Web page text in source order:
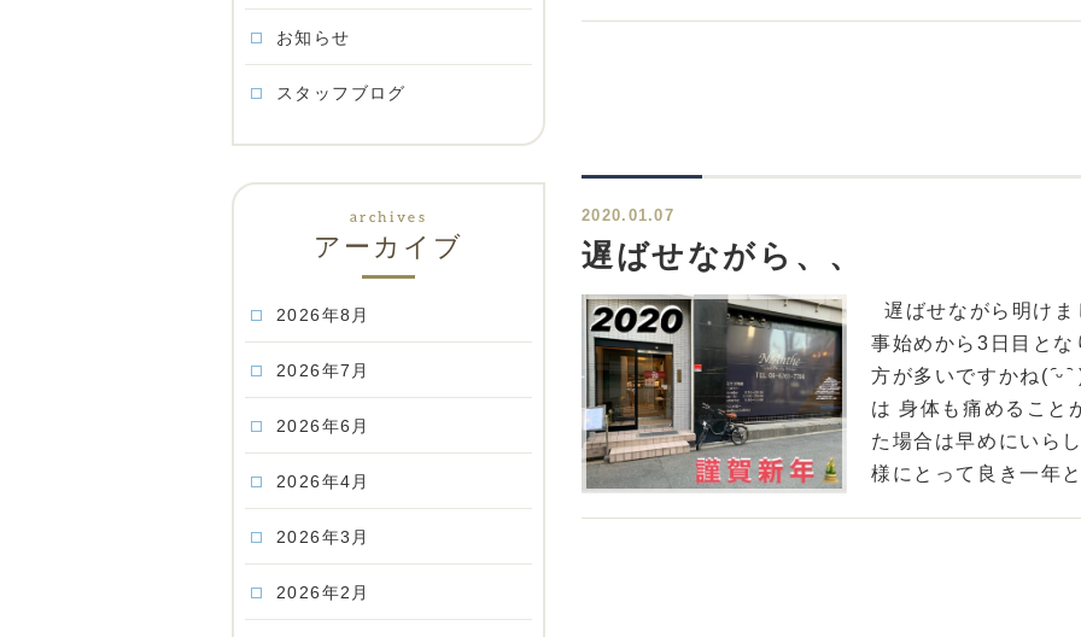
2020.01.07
遅ばせながら、、
遅ばせながら明けま
事始めから3日目と
方が多いですかね( ᷇ᵕ
は 身体も痛めること
た場合は早めにいら
様にとって良き一年
お知らせ
スタッフブログ
アーカイブ
2026年8月
2026年7月
2026年6月
2026年4月
2026年3月
2026年2月